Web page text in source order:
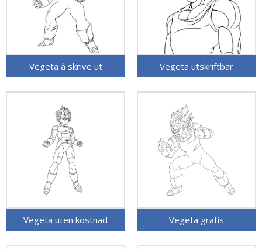
Vegeta å skrive ut Vegeta utskriftbar
Vegeta uten kostnad Vegeta gratis